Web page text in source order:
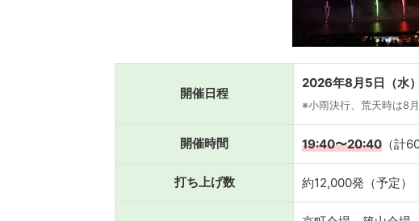
開催日程
2026年8月5日（水）
※小雨決行、荒天時は8
開催時間 19:40〜20:40 （計
打ち上げ数 約12,000発（予定）